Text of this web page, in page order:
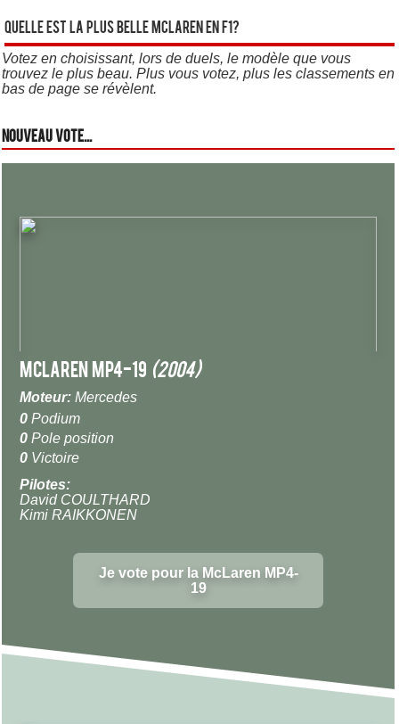
Quelle est la plus belle Mclaren en F1?
Votez en choisissant, lors de duels, le modèle que vous
trouvez le plus beau. Plus vous votez, plus les classements en
bas de page se révèlent.
Nouveau vote...
McLaren MP4-19 (2004)
Moteur: Mercedes
0 Podium
0 Pole position
0 Victoire
Pilotes:
David COULTHARD
Kimi RAIKKONEN
Je vote pour la McLaren MP4-
19